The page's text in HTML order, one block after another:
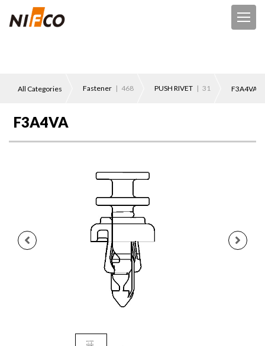
All Categories Fastener | 468 PUSH RIVET | 31 F3A4VA
F3A4VA